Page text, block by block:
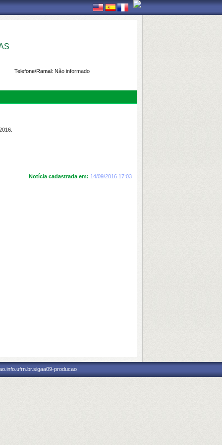
Telefone/Ramal: Não informado
Notícia cadastrada em: 14/09/2016 17:03
producao